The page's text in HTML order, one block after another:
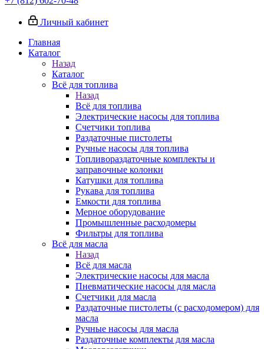
Личный кабинет
Главная
Каталог
Назад
Каталог
Всё для топлива
Назад
Всё для топлива
Электрические насосы для топлива
Счетчики топлива
Раздаточные пистолеты
Ручные насосы для топлива
Топливораздаточные комплекты и
заправочные колонки
Катушки для топлива
Рукава для топлива
Емкости для топлива
Мерное оборудование
Промышленные расходомеры
Фильтры для топлива
Всё для масла
Назад
Всё для масла
Электрические насосы для масла
Пневматические насосы для масла
Счетчики для масла
Раздаточные пистолеты (с расходомером) для
масла
Ручные насосы для масла
Раздаточные комплекты для масла